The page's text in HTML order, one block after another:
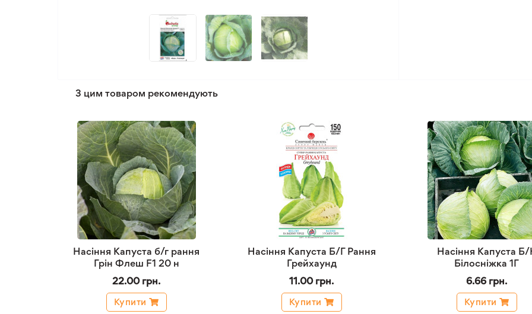
З цим товаром рекомендують
Насіння Капуста б/г рання
Грін Флеш F1 20 н
22.00 грн.
Купити
Насіння Капуста Б/Г Рання
Грейхаунд
11.00 грн.
Купити
Насіння Капуста
Білосніжка 1Г
6.66 грн.
Купити